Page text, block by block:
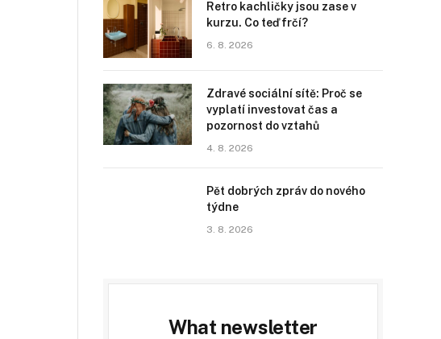
Retro kachličky jsou zase v
kurzu. Co teď frčí?
6. 8. 2026
Zdravé sociální sítě: Proč se
vyplatí investovat čas a
pozornost do vztahů
4. 8. 2026
Pět dobrých zpráv do nového
týdne
3. 8. 2026
What newsletter